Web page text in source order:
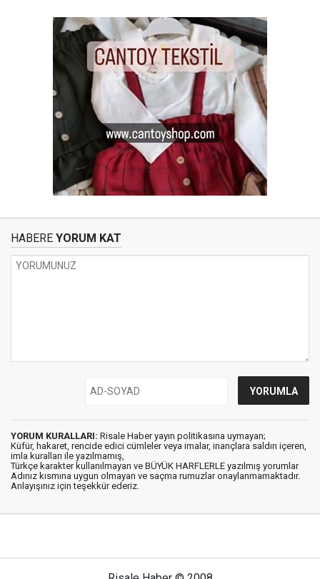
HABERE YORUM KAT
YORUM KURALLARI: Risale Haber yayın politikasına uymayan;
Küfür, hakaret, rencide edici cümleler veya imalar, inançlara saldırı içeren,
imla kuralları ile yazılmamış,
Türkçe karakter kullanılmayan ve BÜYÜK HARFLERLE yazılmış yorumlar
Adınız kısmına uygun olmayan ve saçma rumuzlar onaylanmamaktadır.
Anlayışınız için teşekkür ederiz.